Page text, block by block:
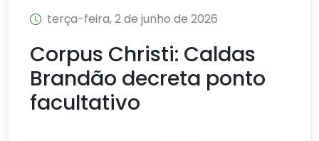
terça-feira, 2 de junho de 2026
Corpus Christi: Caldas
Brandão decreta ponto
facultativo